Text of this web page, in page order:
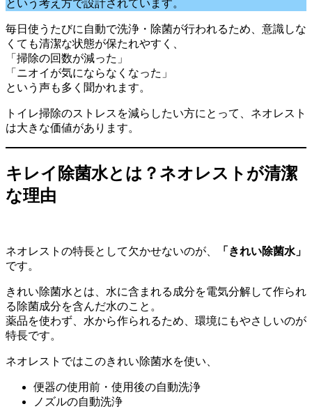
という考え方で設計されています。
毎日使うたびに自動で洗浄・除菌が行われるため、意識しな
くても清潔な状態が保たれやすく、
「掃除の回数が減った」
「ニオイが気にならなくなった」
という声も多く聞かれます。
トイレ掃除のストレスを減らしたい方にとって、ネオレスト
は大きな価値があります。
キレイ除菌水とは？ネオレストが清潔
な理由
ネオレストの特長として欠かせないのが、
「きれい除菌水」
です。
きれい除菌水とは、水に含まれる成分を電気分解して作られ
る除菌成分を含んだ水のこと。
薬品を使わず、水から作られるため、環境にもやさしいのが
特長です。
ネオレストではこのきれい除菌水を使い、
便器の使用前・使用後の自動洗浄
ノズルの自動洗浄